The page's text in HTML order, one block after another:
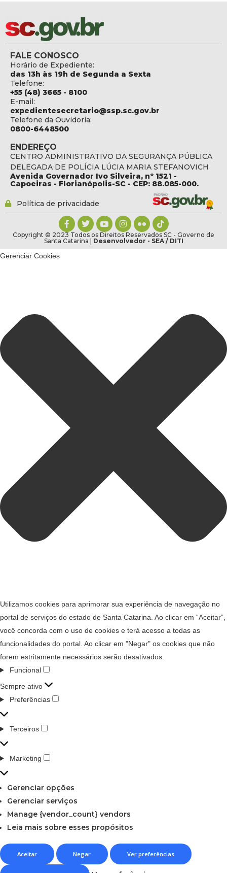
FALE CONOSCO
Horário de Expediente:
das 13h às 19h de Segunda a Sexta
Telefone:
+55 (48) 3665 - 8100
E-mail:
expedientesecretario@ssp.sc.gov.br
Telefone da Ouvidoria:
0800-6448500
ENDEREÇO
CENTRO ADMINISTRATIVO DA SEGURANÇA PÚBLICA
DELEGADA DE POLÍCIA LÚCIA MARIA STEFANOVICH
Avenida Governador Ivo Silveira, nº 1521 -
Capoeiras - Florianópolis-SC - CEP: 88.085-000.
Política de privacidade
Copyright © 2023 Todos os Direitos Reservados SC - Governo de
Santa Catarina | Desenvolvedor - SEA / DITI
Gerenciar Cookies
Utilizamos cookies para aprimorar sua experiência de navegação no
portal de serviços do estado de Santa Catarina. Ao clicar em “Aceitar”,
você concorda com o uso de cookies e terá acesso a todas as
funcionalidades do portal. Ao clicar em "Negar" os cookies que não
forem estritamente necessários serão desativados.
Funcional
Sempre ativo
Preferências
Terceiros
Marketing
Gerenciar opções
Gerenciar serviços
Manage {vendor_count} vendors
Leia mais sobre esses propósitos
Aceitar Negar Ver preferências